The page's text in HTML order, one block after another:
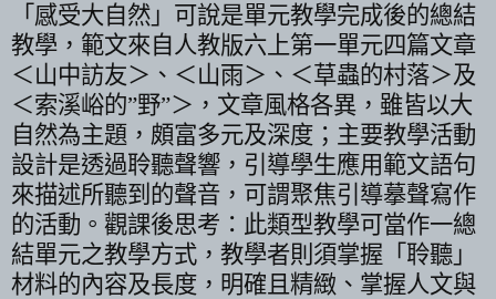
「感受大自然」可說是單元教學完成後的總結
教學，範文來自人教版六上第一單元四篇文章
＜山中訪友＞、＜山雨＞、＜草蟲的村落＞及
＜索溪峪的”野”＞，文章風格各異，雖皆以大
自然為主題，頗富多元及深度；主要教學活動
設計是透過聆聽聲響，引導學生應用範文語句
來描述所聽到的聲音，可謂聚焦引導摹聲寫作
的活動。觀課後思考：此類型教學可當作一總
結單元之教學方式，教學者則須掌握「聆聽」
材料的內容及長度，明確且精緻、掌握人文與